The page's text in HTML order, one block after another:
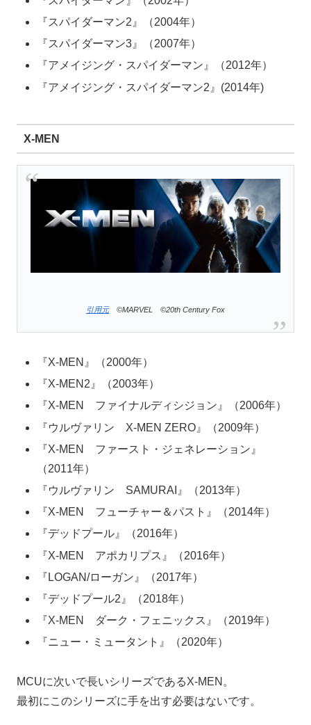
『スパイダーマン2』（2004年）
『スパイダーマン3』（2007年）
『アメイジング・スパイダーマン』（2012年）
『アメイジング・スパイダーマン2』(2014年)
X-MEN
引用元©MARVEL ©20th Century Fox
『X-MEN』（2000年）
『X-MEN2』（2003年）
『X-MEN ファイナルディシジョン』（2006年）
『ウルヴァリン X-MEN ZERO』（2009年）
『X-MEN ファースト・ジェネレーション』
（2011年）
『ウルヴァリン SAMURAI』（2013年）
『X-MEN フューチャー＆パスト』（2014年）
『デッドプール』（2016年）
『X-MEN アポカリプス』（2016年）
『LOGAN/ローガン』（2017年）
『デッドプール2』（2018年）
『X-MEN ダーク・フェニックス』（2019年）
『ニュー・ミュータント』（2020年）
MCUに次いで長いシリーズであるX-MEN。
最初にこのシリーズに手を出す必要はないです。